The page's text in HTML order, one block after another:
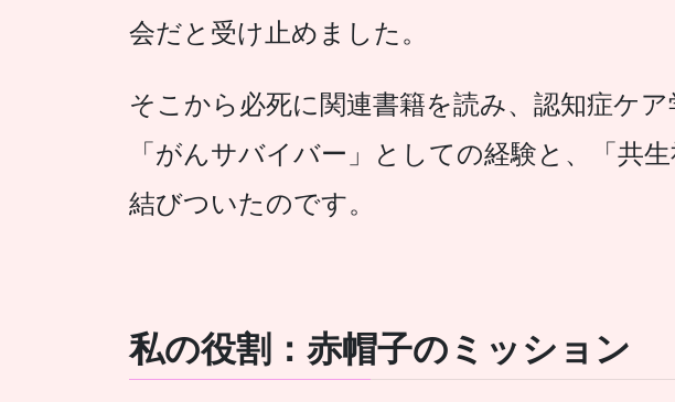
会だと受け止めました。
そこから必死に関連書籍を読み、認知症ケ
「がんサバイバー」としての経験と、「共
結びついたのです。
私の役割：赤帽子のミッション